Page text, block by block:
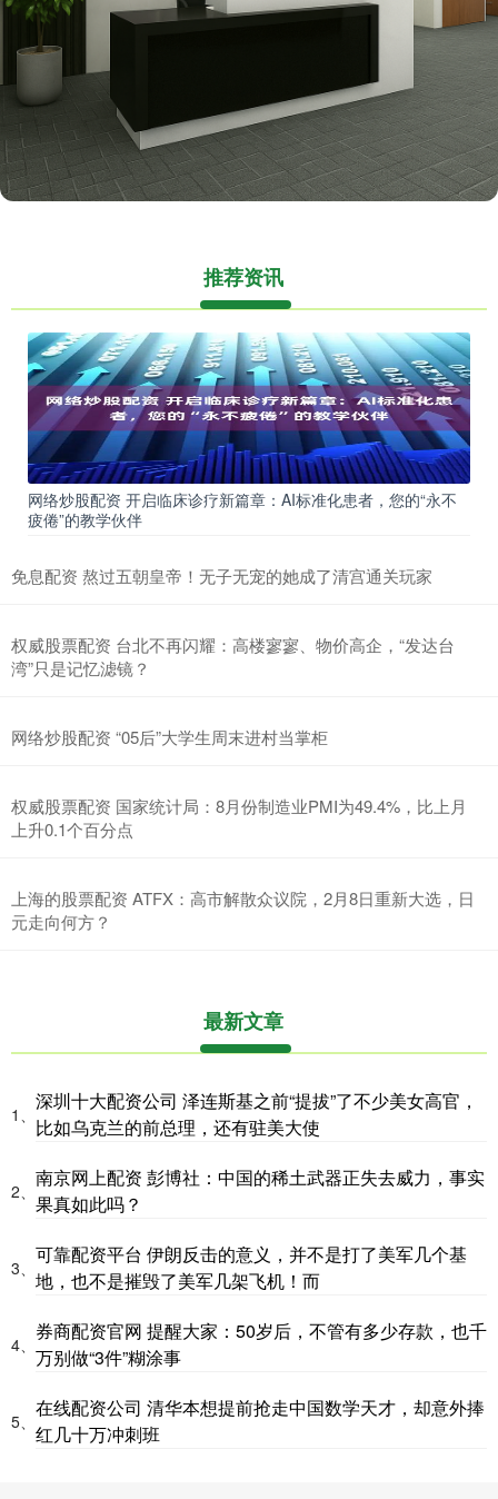
推荐资讯
网络炒股配资 开启临床诊疗新篇章：AI标准化患者，您的“永不
疲倦”的教学伙伴
免息配资 熬过五朝皇帝！无子无宠的她成了清宫通关玩家
权威股票配资 台北不再闪耀：高楼寥寥、物价高企，“发达台
湾”只是记忆滤镜？
网络炒股配资 “05后”大学生周末进村当掌柜
权威股票配资 国家统计局：8月份制造业PMI为49.4%，比上月
上升0.1个百分点
上海的股票配资 ATFX：高市解散众议院，2月8日重新大选，日
元走向何方？
最新文章
1、
深圳十大配资公司 泽连斯基之前“提拔”了不少美女高官，
比如乌克兰的前总理，还有驻美大使
2、
南京网上配资 彭博社：中国的稀土武器正失去威力，事实
果真如此吗？
3、
可靠配资平台 伊朗反击的意义，并不是打了美军几个基
地，也不是摧毁了美军几架飞机！而
4、
券商配资官网 提醒大家：50岁后，不管有多少存款，也千
万别做“3件”糊涂事
5、
在线配资公司 清华本想提前抢走中国数学天才，却意外捧
红几十万冲刺班